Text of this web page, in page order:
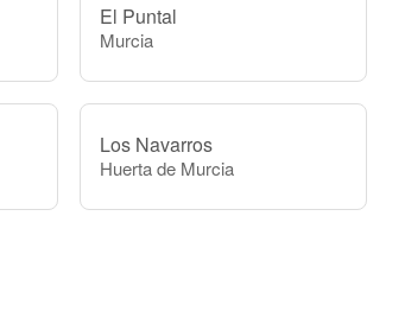
El Puntal
Murcia
Los Navarros
Huerta de Murcia